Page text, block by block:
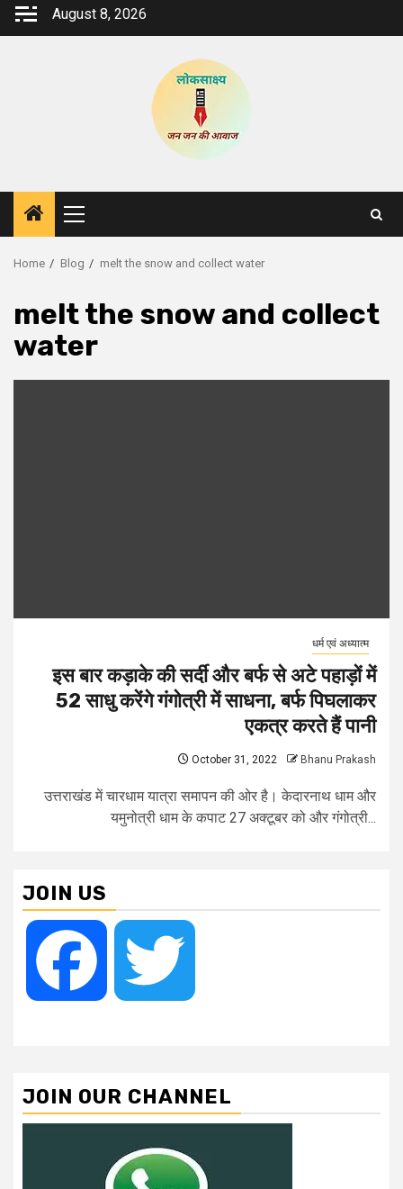
Skip
August 8, 2026
Primary
Menu
Home Blog melt the snow and collect water
melt the snow and collect
water
धर्म एवं अध्यात्म
इस बार कड़ाके की सर्दी और बर्फ से अटे पहाड़ों में
52 साधु करेंगे गंगोत्री में साधना, बर्फ पिघलाकर
एकत्र करते हैं पानी
October 31, 2022 Bhanu Prakash
उत्तराखंड में चारधाम यात्रा समापन की ओर है। केदारनाथ धाम और
यमुनोत्री धाम के कपाट 27 अक्टूबर को और गंगोत्री...
JOIN US
Facebook
JOIN OUR CHANNEL